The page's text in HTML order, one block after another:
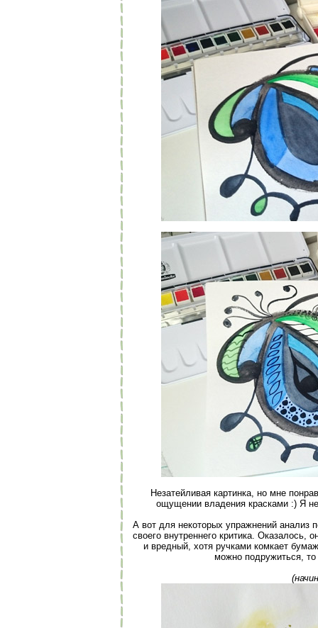
Незатейливая картинка, но мне
ощущении владения красками :) Я
А вот для некоторых упражнений анализ
своего внутреннего критика. Оказалось,
и вредный, хотя ручками комкает
можно подружиться, то